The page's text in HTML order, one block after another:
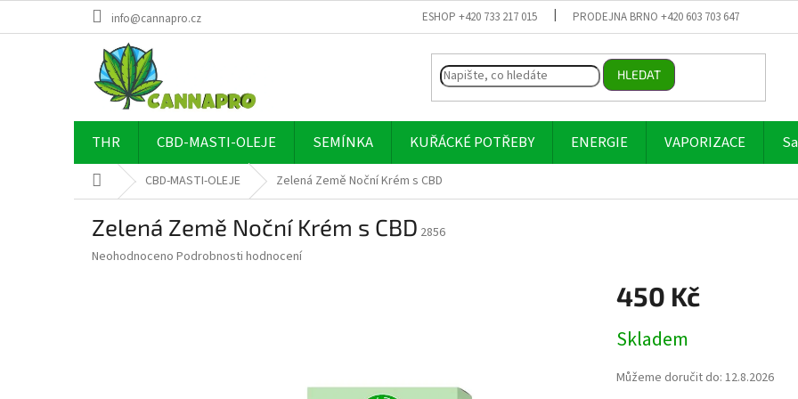
info@cannapro.cz ESHOP +420 733 217 015 PRODEJNA BRNO +420 603 703 647
HLEDAT
THR CBD-MASTI-OLEJE SEMÍNKA KUŘÁCKÉ POTŘEBY ENERGIE VAPORIZACE
Domů CBD-MASTI-OLEJE Zelená Země Noční Krém s CBD
Zelená Země Noční Krém s CBD 2856
Průměrné
Neohodnoceno Podrobnosti hodnocení
450 Kč
cena:
Skladem
Můžeme doručit do: 12.8.2026